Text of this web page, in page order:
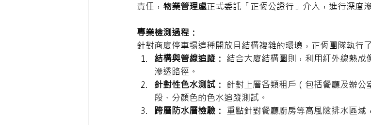
責任， 物業管理處正式委託「正恆公證行」介入，進行深度
專業檢測過程：
針對商廈停車場這種開放且結構複雜的環境，正恆團隊執行
結構與管線追蹤： 結合大廈結構圖則，利用紅外線熱成
滲透路徑。
針對性色水測試： 針對上層各類租戶（包括餐廳及辦公
段、分顏色的色水追蹤測試。
跨層防水層檢驗： 重點針對餐廳廚房等高風險排水區域